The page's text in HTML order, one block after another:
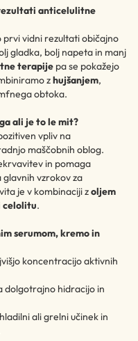
anticelulitne
prvi vidni rezultati običajno
gladka, bolj napeta in manj
terapije pa se pokažejo
zhujšanjem,
obtoka.
ali je to le mit?
vpliv na
maščobnih oblog.
in pomaga
vzrokov za
je v kombinaciji zoljem
celolitu.
serumom, kremo in
koncentracijo aktivnih
dolgotrajno hidracijo in
ali grelni učinek in